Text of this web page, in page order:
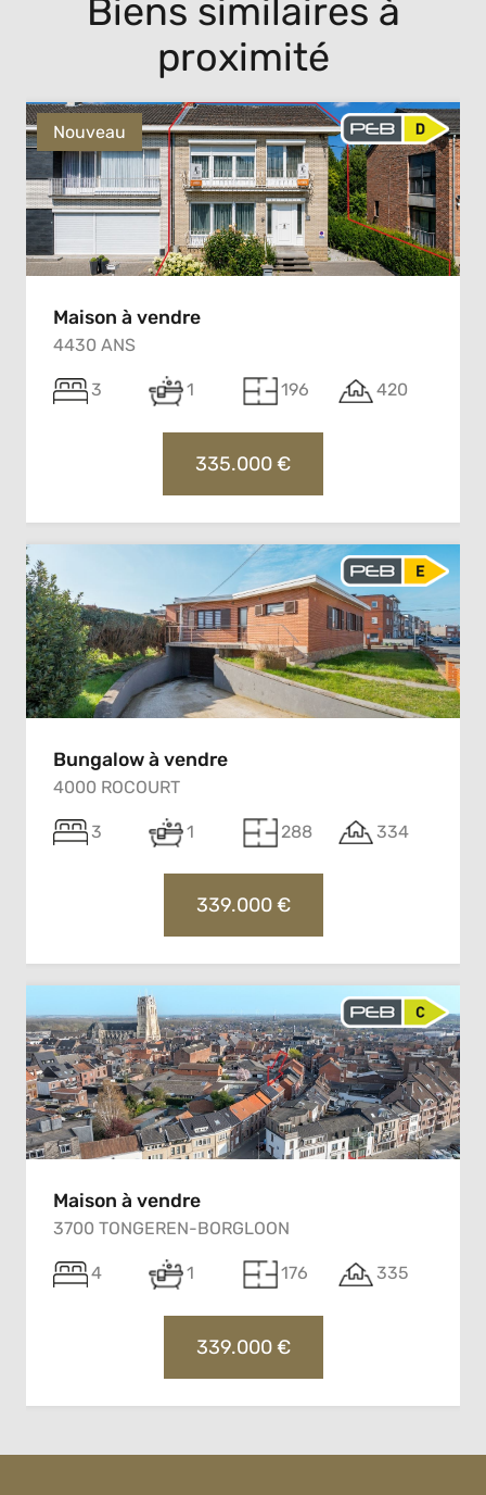
Biens similaires à
proximité
Nouveau
Maison à vendre
4430 ANS
3 1 196 420
335.000 €
Bungalow à vendre
4000 ROCOURT
3 1 288 334
339.000 €
Maison à vendre
3700 TONGEREN-BORGLOON
4 1 176 335
339.000 €